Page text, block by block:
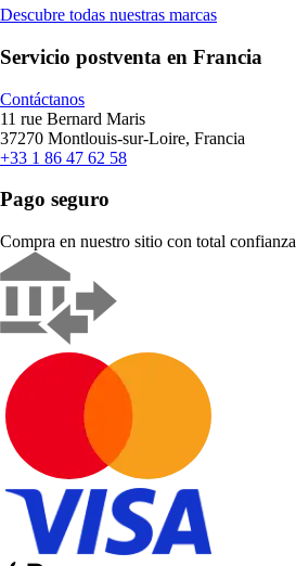
Descubre todas nuestras marcas
Servicio postventa en Francia
Contáctanos
11 rue Bernard Maris
37270 Montlouis-sur-Loire, Francia
+33 1 86 47 62 58
Pago seguro
Compra en nuestro sitio con total confianza